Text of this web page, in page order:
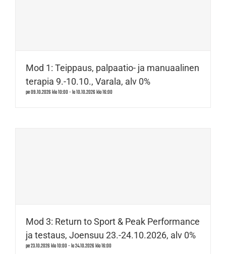
Mod 1: Teippaus, palpaatio- ja manuaalinen
terapia 9.-10.10., Varala, alv 0%
pe 09.10.2026 klo 10:00-la 10.10.2026 klo 16:00
Mod 3: Return to Sport & Peak Performance
ja testaus, Joensuu 23.-24.10.2026, alv 0%
pe 23.10.2026 klo 10:00-la 24.10.2026 klo 16:00